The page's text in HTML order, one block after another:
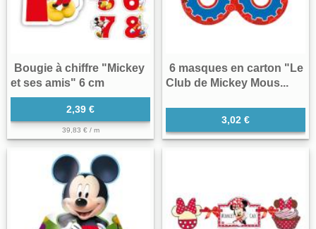
Bougie à chiffre "Mickey
et ses amis" 6 cm
2,39 €
39,83 € / m
6 masques en carton "Le
Club de Mickey Mous...
3,02 €